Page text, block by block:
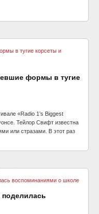
формы в тугие
«Radio 1’s Biggest
Тейлор Свифт известна
или стразами. В этот раз